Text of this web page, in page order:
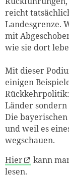
reicht
Landesgrenze.
mit
wie sie dort
Mit dieser
einigen
Länder
Die
und weil es
wegschauen.
Hier
kann
lesen.